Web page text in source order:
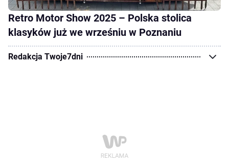
Retro Motor Show 2025 – Polska stolica
klasyków już we wrześniu w Poznaniu
Redakcja Twoje7dni